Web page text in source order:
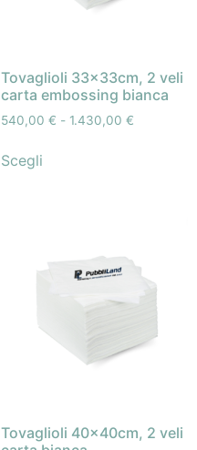
Tovaglioli 33x33cm, 2 veli
carta embossing bianca
540,00 € - 1.430,00 €
Scegli
Tovaglioli 40x40cm, 2 veli